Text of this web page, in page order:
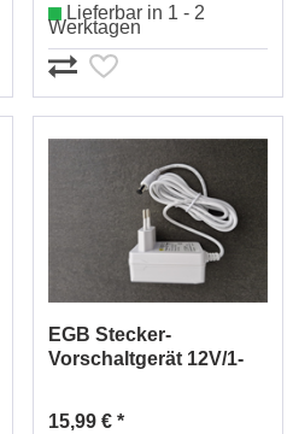
Lieferbar in 1 - 2
Werktagen
EGB Stecker-
Vorschaltgerät 12V/1-
15,99 € *